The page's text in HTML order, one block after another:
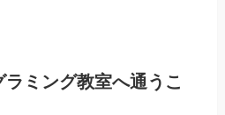
ミング教室へ通うこ